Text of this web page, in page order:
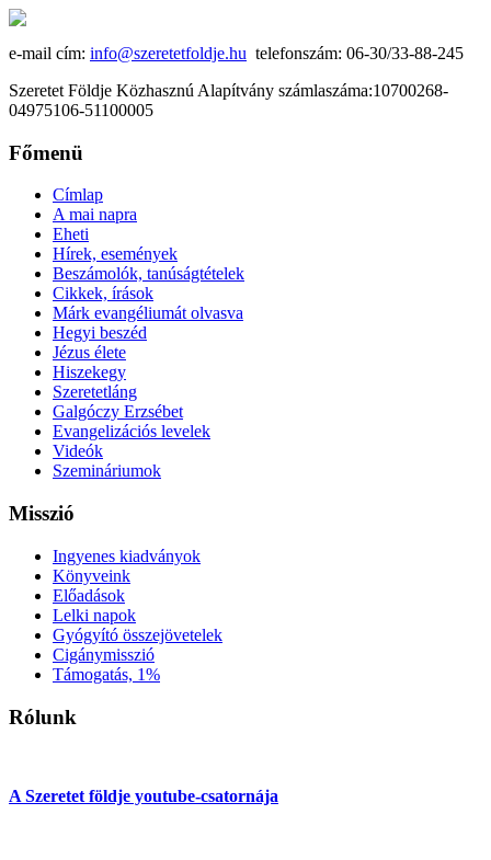
e-mail cím: info@szeretetfoldje.hu telefonszám: 06-30/33-88-245
Szeretet Földje Közhasznú Alapítvány számlaszáma:10700268-
04975106-51100005
Főmenü
Címlap
A mai napra
Eheti
Hírek, események
Beszámolók, tanúságtételek
Cikkek, írások
Márk evangéliumát olvasva
Hegyi beszéd
Jézus élete
Hiszekegy
Szeretetláng
Galgóczy Erzsébet
Evangelizációs levelek
Videók
Szemináriumok
Misszió
Ingyenes kiadványok
Könyveink
Előadások
Lelki napok
Gyógyító összejövetelek
Cigánymisszió
Támogatás, 1%
Rólunk
A Szeretet földje youtube-csatornája